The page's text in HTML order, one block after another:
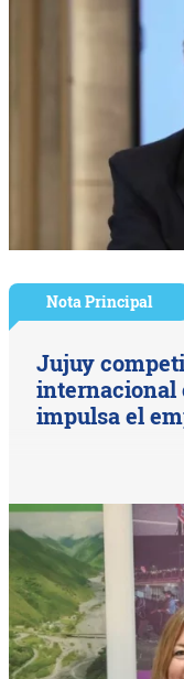
Nota Principal
Jujuy
internacional
impulsa el